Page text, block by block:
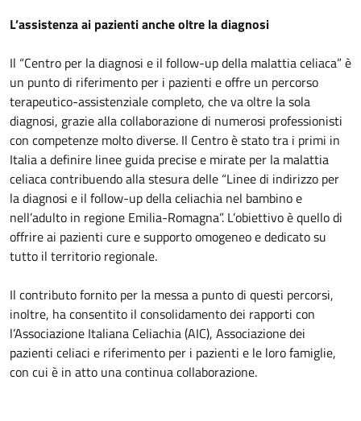
L’assistenza ai pazienti anche oltre la diagnosi
Il “Centro per la diagnosi e il follow-up della malattia celiaca” è
un punto di riferimento per i pazienti e offre un percorso
terapeutico-assistenziale completo, che va oltre la sola
diagnosi, grazie alla collaborazione di numerosi professionisti
con competenze molto diverse. Il Centro è stato tra i primi in
Italia a definire linee guida precise e mirate per la malattia
celiaca contribuendo alla stesura delle “Linee di indirizzo per
la diagnosi e il follow-up della celiachia nel bambino e
nell’adulto in regione Emilia-Romagna”. L’obiettivo è quello di
offrire ai pazienti cure e supporto omogeneo e dedicato su
tutto il territorio regionale.
Il contributo fornito per la messa a punto di questi percorsi,
inoltre, ha consentito il consolidamento dei rapporti con
l’Associazione Italiana Celiachia (AIC), Associazione dei
pazienti celiaci e riferimento per i pazienti e le loro famiglie,
con cui è in atto una continua collaborazione.